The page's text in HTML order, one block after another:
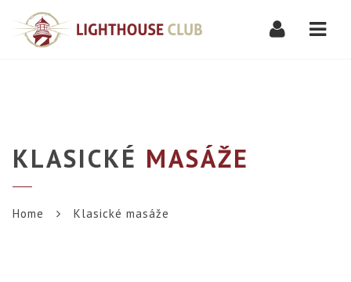
KLASICKÉ MASÁŽE
Home Klasické masáže